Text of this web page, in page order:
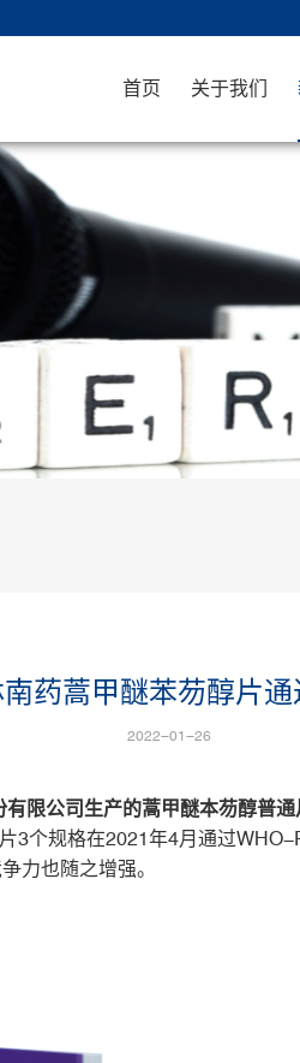
首页 关于我们
药蒿甲醚苯芴醇片
2022-01-26
限公司生产的蒿甲醚本芴醇普
3个规格在2021年4月通过
力也随之增强。